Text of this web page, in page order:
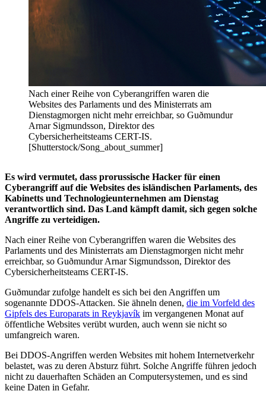
Nach einer Reihe von Cyberangriffen waren die
Websites des Parlaments und des Ministerrats am
Dienstagmorgen nicht mehr erreichbar, so Guðmundur
Arnar Sigmundsson, Direktor des
Cybersicherheitsteams CERT-IS.
[Shutterstock/Song_about_summer]
Es wird vermutet, dass prorussische Hacker für einen
Cyberangriff auf die Websites des isländischen Parlaments, des
Kabinetts und Technologieunternehmen am Dienstag
verantwortlich sind. Das Land kämpft damit, sich gegen solche
Angriffe zu verteidigen.
Nach einer Reihe von Cyberangriffen waren die Websites des
Parlaments und des Ministerrats am Dienstagmorgen nicht mehr
erreichbar, so Guðmundur Arnar Sigmundsson, Direktor des
Cybersicherheitsteams CERT-IS.
Guðmundar zufolge handelt es sich bei den Angriffen um
sogenannte DDOS-Attacken. Sie ähneln denen, die im Vorfeld des
Gipfels des Europarats in Reykjavík im vergangenen Monat auf
öffentliche Websites verübt wurden, auch wenn sie nicht so
umfangreich waren.
Bei DDOS-Angriffen werden Websites mit hohem Internetverkehr
belastet, was zu deren Absturz führt. Solche Angriffe führen jedoch
nicht zu dauerhaften Schäden an Computersystemen, und es sind
keine Daten in Gefahr.